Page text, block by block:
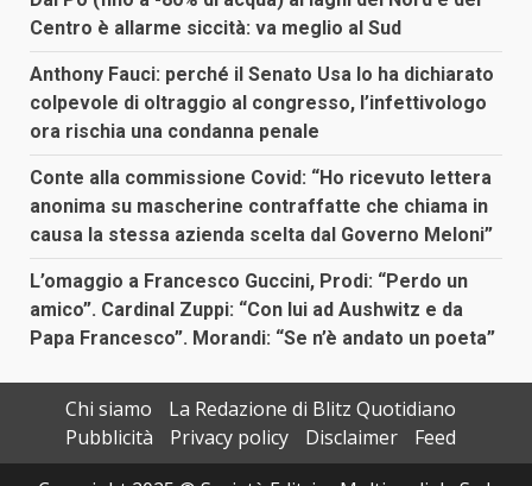
Centro è allarme siccità: va meglio al Sud
Anthony Fauci: perché il Senato Usa lo ha dichiarato
colpevole di oltraggio al congresso, l’infettivologo
ora rischia una condanna penale
Conte alla commissione Covid: “Ho ricevuto lettera
anonima su mascherine contraffatte che chiama in
causa la stessa azienda scelta dal Governo Meloni”
L’omaggio a Francesco Guccini, Prodi: “Perdo un
amico”. Cardinal Zuppi: “Con lui ad Aushwitz e da
Papa Francesco”. Morandi: “Se n’è andato un poeta”
Chi siamo
La Redazione di Blitz Quotidiano
Pubblicità
Privacy policy Disclaimer
Feed